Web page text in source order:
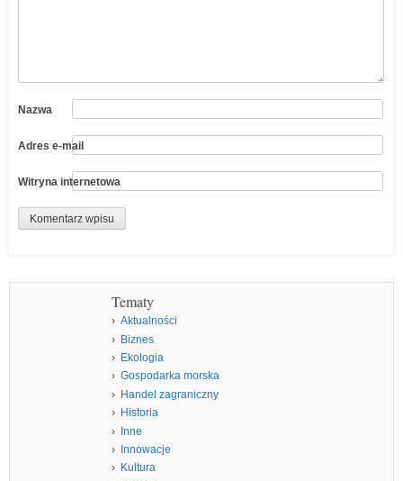
Nazwa
Adres e-mail
Witryna internetowa
Tematy
Aktualności
Biznes
Ekologia
Gospodarka morska
Handel zagraniczny
Historia
Inne
Innowacje
Kultura